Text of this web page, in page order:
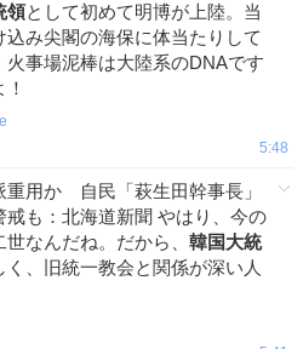
領として初めて明博が上陸。当
み尖閣の海保に体当たりして
事場泥棒は大陸系のDNAです
5:48
重用か 自民「萩生田幹事長」
も：北海道新聞 やはり、今の
なんだね。だから、 韓国大統
く、旧統一教会と関係が深い人